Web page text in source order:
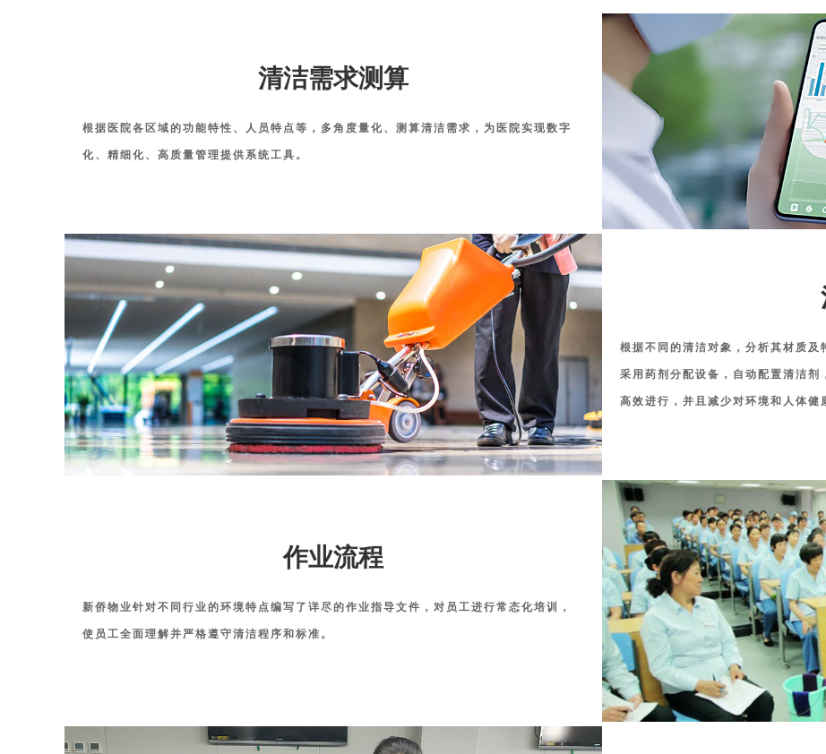
清洁需求测算
根据医院各区域的功能特性、人员特点等，多角度量化、测算清洁需求，为医院实现数字
化、精细化、高质量管理提供系统工具。
根据不同的清洁对象，分析其材质及
采用药剂分配设备，自动配置清洁
高效进行，并且减少对环境和人体健
作业流程
新侨物业针对不同行业的环境特点编写了详尽的作业指导文件，对员工进行常态化培训，
使员工全面理解并严格遵守清洁程序和标准。